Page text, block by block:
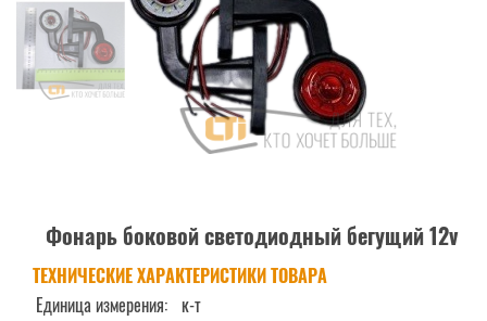
Фонарь боковой светодиодный бегущий 12v
ТЕХНИЧЕСКИЕ ХАРАКТЕРИСТИКИ ТОВАРА
Единица измерения: к-т